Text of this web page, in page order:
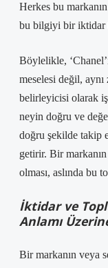
Herkes bu
bu bilgiyi bir iktidar
Böylelikle,
meselesi değil,
belirleyicisi olarak
neyin doğru ve
doğru şekilde takip
getirir. Bir markanın
olması, aslında bu
İktidar ve
Anlamı
Bir markanın veya